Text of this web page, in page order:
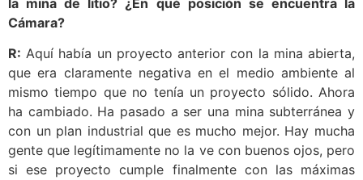
la mina de litio? ¿En qué posición se encuentra la
Cámara?
R: Aquí había un proyecto anterior con la mina abierta,
que era claramente negativa en el medio ambiente al
mismo tiempo que no tenía un proyecto sólido. Ahora
ha cambiado. Ha pasado a ser una mina subterránea y
con un plan industrial que es mucho mejor. Hay mucha
gente que legítimamente no la ve con buenos ojos, pero
si ese proyecto cumple finalmente con las máximas